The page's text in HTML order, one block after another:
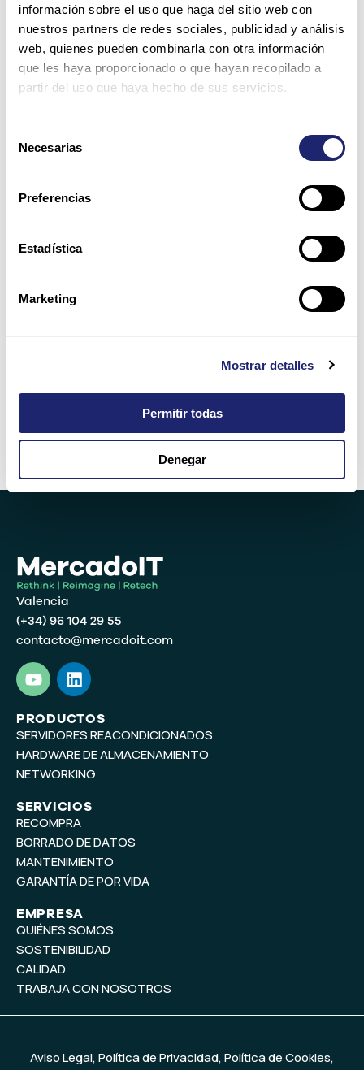
información sobre el uso que haga del sitio web con
nuestros partners de redes sociales, publicidad y análisis
web, quienes pueden combinarla con otra información
que les haya proporcionado o que hayan recopilado a
partir del uso que haya hecho de sus servicios.
Necesarias
Preferencias
Estadística
Marketing
Mostrar detalles
Permitir todas
Denegar
Guarda mi nombre, correo electrónico y web en este
navegador para la próxima vez que comente.
Valencia
(+34) 96 104 29 55
contacto@mercadoit.com
Y
o
u
t
u
b
e
L
i
n
k
e
d
i
PRODUCTOS
SERVIDORES REACONDICIONADOS
HARDWARE DE ALMACENAMIENTO
NETWORKING
SERVICIOS
RECOMPRA
BORRADO DE DATOS
MANTENIMIENTO
GARANTÍA DE POR VIDA
EMPRESA
QUIÉNES SOMOS
SOSTENIBILIDAD
CALIDAD
TRABAJA CON NOSOTROS
Aviso Legal,Política de Privacidad,Política de Cookies,